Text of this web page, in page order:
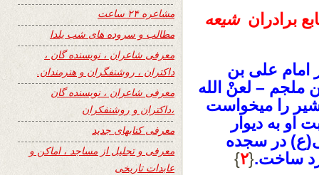
برادرانشیعه
امام علی بن
ملجم – لعنْ الله
را میخواست
به دیوار
در سجده
ساخت.{۲}
مشاعره ۲۴ ساعت
مطالب و سروده های شب یلدا
معرفی شاعران ، نویسنده گان ،
داکتران ، روشنفگران و هنرمندان.
معرفی شاعران ، نویسنده گان
،داکتران و روشنفکران
معرفی کتابهای جدید
معرفی و تجلیل از مساجد ، اماکن و
عابدات تاریخی